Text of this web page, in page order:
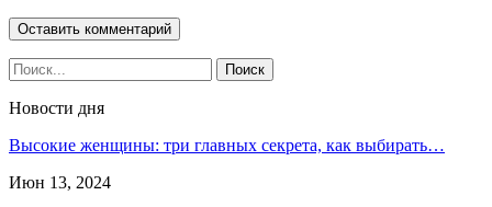
Новости дня
Высокие женщины: три главных секрета, как выбирать…
Июн 13, 2024